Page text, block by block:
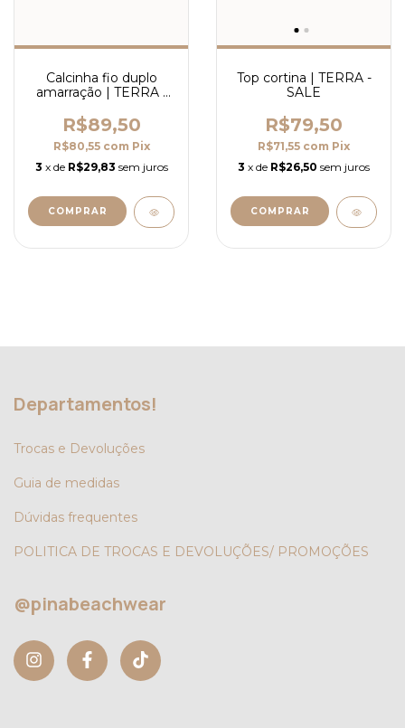
Calcinha fio duplo
amarração | TERRA -
R$89,50
R$80,55 com Pix
3 x de R$29,83 sem juros
COMPRAR
Top cortina | TERRA -
SALE
R$79,50
R$71,55 com Pix
3 x de R$26,50 sem juros
COMPRAR
Departamentos!
Trocas e Devoluções
Guia de medidas
Dúvidas frequentes
POLITICA DE TROCAS E DEVOLUÇÕES/ PROMOÇÕES
@pinabeachwear